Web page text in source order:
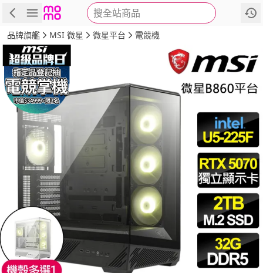
搜全站商品
商品 評價 詳情
品牌旗艦 MSI 微星 微星平台 電競機